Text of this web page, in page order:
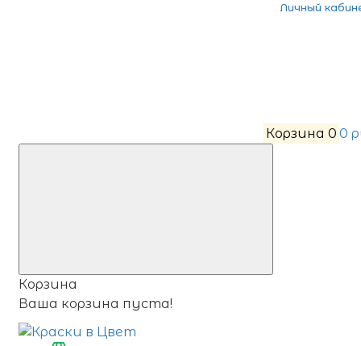
Личный
Корзина 0 0
Корзина
Ваша корзина пуста!